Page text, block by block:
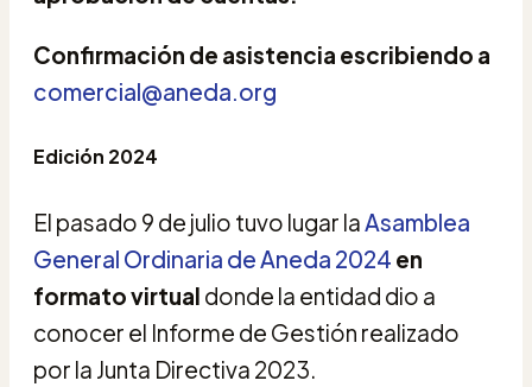
Confirmación de asistencia escribiendo a
comercial@aneda.org
Edición 2024
El pasado 9 de julio tuvo lugar la Asamblea
General Ordinaria de Aneda 2024 en
formato virtual donde la entidad dio a
conocer el Informe de Gestión realizado
por la Junta Directiva 2023.